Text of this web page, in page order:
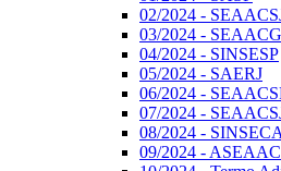
02/2024 -
03/2024 -
04/2024 - SINSESP
05/2024 - SAERJ
06/2024 -
07/2024 -
08/2024 -
09/2024 - ASEAAC